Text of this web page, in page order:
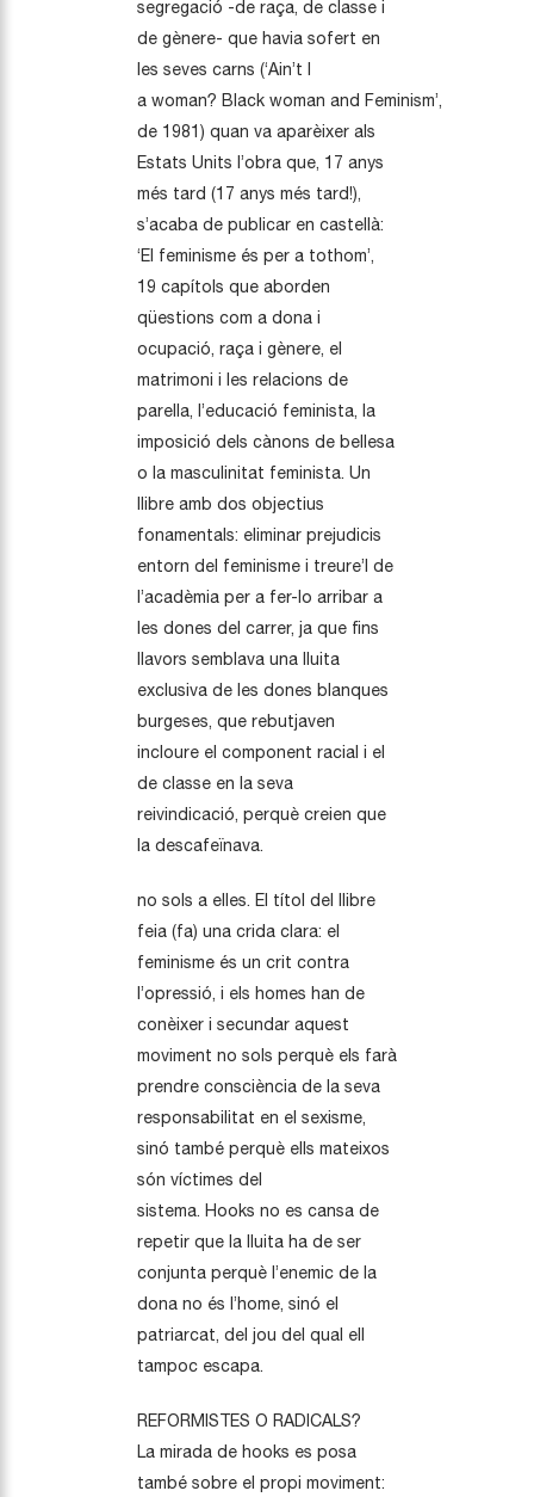
segregació -de raça, de classe i
de gènere- que havia sofert en
les seves carns (‘Ain’t I
a woman? Black woman and Feminism’,
de 1981) quan va aparèixer als
Estats Units l’obra que, 17 anys
més tard (17 anys més tard!),
s’acaba de publicar en castellà:
‘El feminisme és per a tothom’,
19 capítols que aborden
qüestions com a dona i
ocupació, raça i gènere, el
matrimoni i les relacions de
parella, l’educació feminista, la
imposició dels cànons de bellesa
o la masculinitat feminista. Un
llibre amb dos objectius
fonamentals: eliminar prejudicis
entorn del feminisme i treure’l de
l’acadèmia per a fer-lo arribar a
les dones del carrer, ja que fins
llavors semblava una lluita
exclusiva de les dones blanques
burgeses, que rebutjaven
incloure el component racial i el
de classe en la seva
reivindicació, perquè creien que
la descafeïnava.
no sols a elles. El títol del llibre
feia (fa) una crida clara: el
feminisme és un crit contra
l’opressió, i els homes han de
conèixer i secundar aquest
moviment no sols perquè els farà
prendre consciència de la seva
responsabilitat en el sexisme,
sinó també perquè ells mateixos
són víctimes del
sistema. Hooks no es cansa de
repetir que la lluita ha de ser
conjunta perquè l’enemic de la
dona no és l’home, sinó el
patriarcat, del jou del qual ell
tampoc escapa.
REFORMISTES O RADICALS?
La mirada de hooks es posa
també sobre el propi moviment: